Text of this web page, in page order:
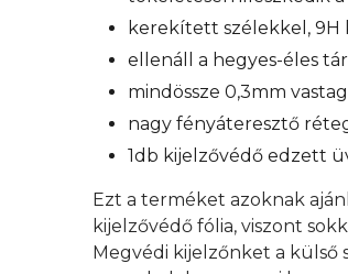
kerekített szélekkel, 9H
ellenáll a hegyes-éles
mindössze 0,3mm vastag
nagy fényáteresztő
1db kijelzővédő edzett
Ezt a terméket azoknak
kijelzővédő fólia, viszont
Megvédi kijelzőnket a külső